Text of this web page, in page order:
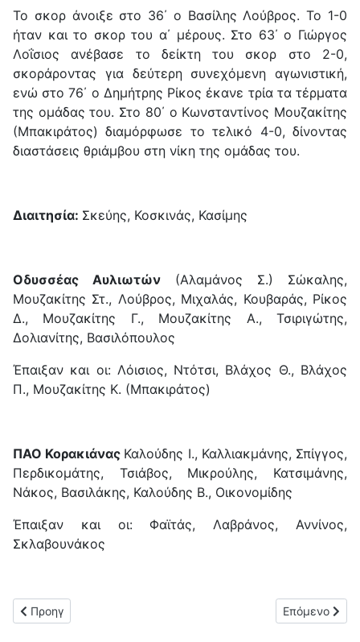
Το σκορ άνοιξε στο 36΄ ο Βασίλης Λούβρος. Το 1-0
ήταν και το σκορ του α΄ μέρους. Στο 63΄ ο Γιώργος
Λοΐσιος ανέβασε το δείκτη του σκορ στο 2-0,
σκοράροντας για δεύτερη συνεχόμενη αγωνιστική,
ενώ στο 76΄ ο Δημήτρης Ρίκος έκανε τρία τα τέρματα
της ομάδας του. Στο 80΄ ο Κωνσταντίνος Μουζακίτης
(Μπακιράτος) διαμόρφωσε το τελικό 4-0, δίνοντας
διαστάσεις θριάμβου στη νίκη της ομάδας του.
Διαιτησία: Σκεύης, Κοσκινάς, Κασίμης
Οδυσσέας Αυλιωτών (Αλαμάνος Σ.) Σώκαλης,
Μουζακίτης Στ., Λούβρος, Μιχαλάς, Κουβαράς, Ρίκος
Δ., Μουζακίτης Γ., Μουζακίτης Α., Τσιριγώτης,
Δολιανίτης, Βασιλόπουλος
Έπαιξαν και οι: Λόισιος, Ντότσι, Βλάχος Θ., Βλάχος
Π., Μουζακίτης Κ. (Μπακιράτος)
ΠΑΟ Κορακιάνας Καλούδης Ι., Καλλιακμάνης, Σπίγγος,
Περδικομάτης, Τσιάβος, Μικρούλης, Κατσιμάνης,
Νάκος, Βασιλάκης, Καλούδης Β., Οικονομίδης
Έπαιξαν και οι: Φαϊτάς, Λαβράνος, Αννίνος,
Σκλαβουνάκος
Προηγούμενο άρθρο: Νίκη στο εξ αναβολής για τον ΠΑΟ
Προηγ Επόμενο
Επόμενο